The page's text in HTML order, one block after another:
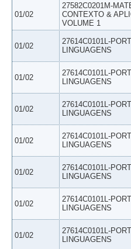
01/02
27582C0201M-
CONTEXTO &
VOLUME 1
01/02
27614C0101L-
LINGUAGENS
01/02
27614C0101L-
LINGUAGENS
01/02
27614C0101L-
LINGUAGENS
01/02
27614C0101L-
LINGUAGENS
01/02
27614C0101L-
LINGUAGENS
01/02
27614C0101L-
LINGUAGENS
01/02
27614C0101L-
LINGUAGENS